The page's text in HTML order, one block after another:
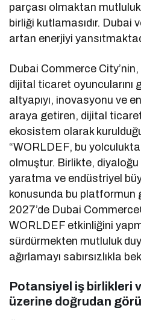
parçası olmaktan
birliği kutlamasıdır. Dubai
artan enerjiyi
Dubai Commerce
dijital ticaret oyuncularını
altyapıyı, inovasyonu ve
araya getiren, dijital
ekosistem olarak
“WORLDEF, bu
olmuştur. Birlikte,
yaratma ve endüstriyel
konusunda bu platformun
2027’de Dubai
WORLDEF etkinliğini
sürdürmekten mutluluk
ağırlamayı sabırsızlıkla
Potansiyel iş birlikleri
üzerine doğrudan